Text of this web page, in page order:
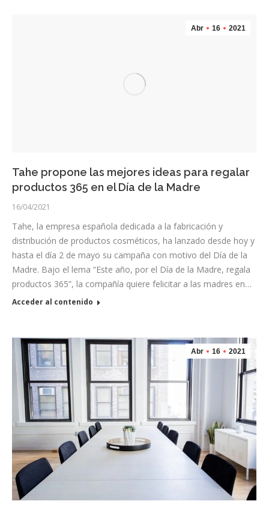
Abr 16 2021
Tahe propone las mejores ideas para regalar
productos 365 en el Día de la Madre
16/04/2021
Tahe, la empresa española dedicada a la fabricación y
distribución de productos cosméticos, ha lanzado desde hoy y
hasta el día 2 de mayo su campaña con motivo del Día de la
Madre. Bajo el lema “Este año, por el Día de la Madre, regala
productos 365”, la compañía quiere felicitar a las madres en…
Acceder al contenido
Abr 16 2021